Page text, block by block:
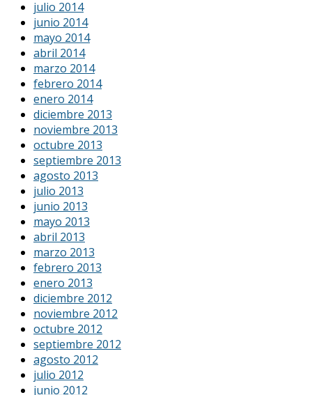
julio 2014
junio 2014
mayo 2014
abril 2014
marzo 2014
febrero 2014
enero 2014
diciembre 2013
noviembre 2013
octubre 2013
septiembre 2013
agosto 2013
julio 2013
junio 2013
mayo 2013
abril 2013
marzo 2013
febrero 2013
enero 2013
diciembre 2012
noviembre 2012
octubre 2012
septiembre 2012
agosto 2012
julio 2012
junio 2012